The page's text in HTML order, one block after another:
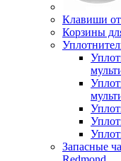
Клавиши
Корзины
Запасные